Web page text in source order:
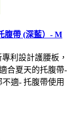
腹帶 (深藍）- M
利設計護腰板，
合夏天的托腹帶-
適- 托腹帶使用